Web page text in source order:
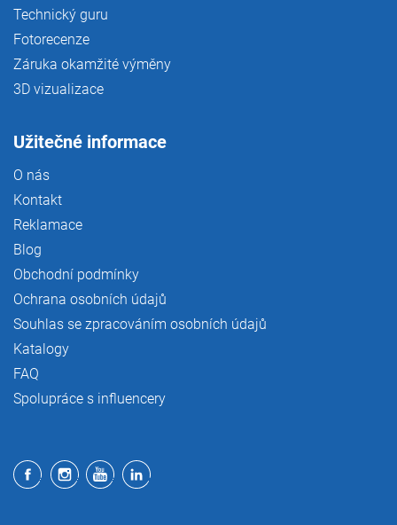
Technický guru
Fotorecenze
Záruka okamžité výměny
3D vizualizace
Užitečné informace
O nás
Kontakt
Reklamace
Blog
Obchodní podmínky
Ochrana osobních údajů
Souhlas se zpracováním osobních údajů
Katalogy
FAQ
Spolupráce s influencery